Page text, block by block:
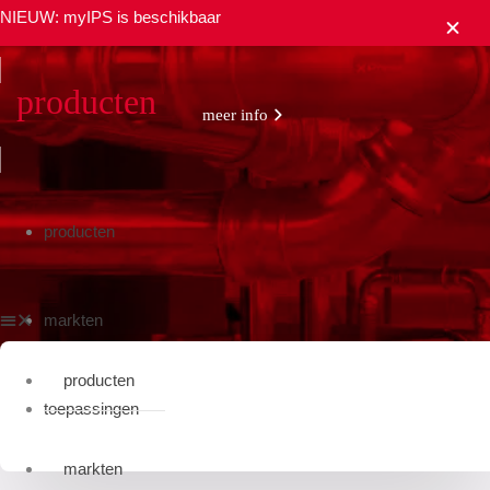
NIEUW: myIPS is beschikbaar
meer info
sluiten
producten
markten
toepassingen
producten
markten
producten